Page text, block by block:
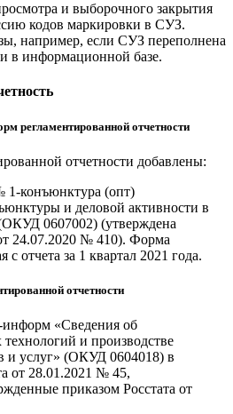
и выборочного закрытия
кодов маркировки в СУЗ.
например, если СУЗ переполнена
в информационной базе.
регламентированной отчетности
отчетности добавлены:
1-конъюнктура (опт)
и деловой активности в
0607002) (утверждена
24.07.2020 № 410). Форма
с отчета за 1 квартал 2021 года.
отчетности
«Сведения об
и производстве
и услуг» (ОКУД 0604018) в
от 28.01.2021 № 45,
приказом Росстата от